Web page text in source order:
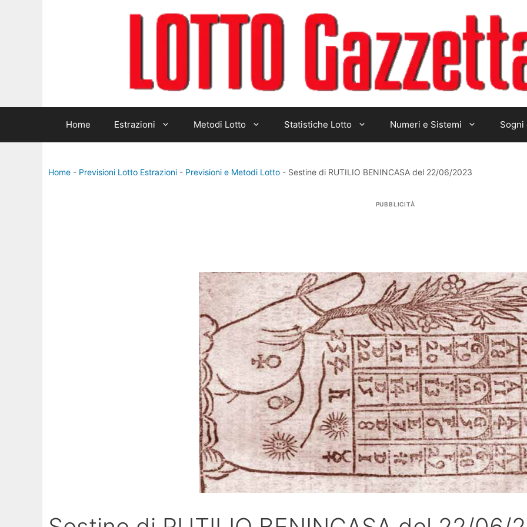
Home Estrazioni Metodi Lotto Statistiche Lotto Numeri e Sistemi Sogni
Home - Previsioni Lotto Estrazioni - Previsioni e Metodi Lotto - Sestine di RUTILIO BENINCASA del 22/06/2023
PUBBLICITÀ